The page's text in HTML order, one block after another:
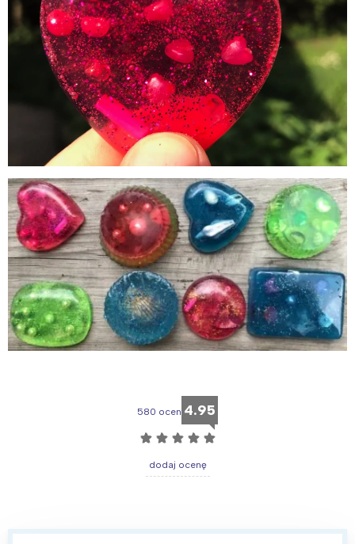
580 ocen 4.95
☆ ☆ ☆ ☆ ☆
dodaj ocenę
Łódź
Trójmiasto
Poznań
Wrocław
Kraków
Południe
Północ
Wszystkie
Wybieram